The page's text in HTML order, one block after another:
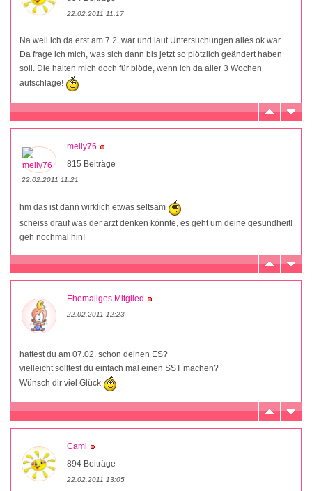
22.02.2011 11:17
Na weil ich da erst am 7.2. war und laut Untersuchungen alles ok war.
Da frage ich mich, was sich dann bis jetzt so plötzlich geändert haben
soll. Die halten mich doch für blöde, wenn ich da aller 3 Wochen
aufschlage!
melly76
815 Beiträge
22.02.2011 11:21
hm das ist dann wirklich etwas seltsam
scheiss drauf was der arzt denken könnte, es geht um deine gesundheit!
geh nochmal hin!
Ehemaliges Mitglied
22.02.2011 12:23
hattest du am 07.02. schon deinen ES?
vielleicht solltest du einfach mal einen SST machen?
Wünsch dir viel Glück
Cami
894 Beiträge
22.02.2011 13:05